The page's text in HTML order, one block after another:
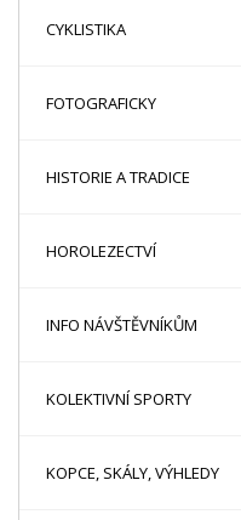
CYKLISTIKA
FOTOGRAFICKY
HISTORIE A TRADICE
HOROLEZECTVÍ
INFO NÁVŠTĚVNÍKŮM
KOLEKTIVNÍ SPORTY
KOPCE, SKÁLY, VÝHLEDY